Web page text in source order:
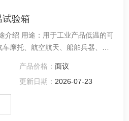
验箱
介绍 用途：用于工业产品低温的可
摩托、航空航天、船舶兵器、高
标。产品具有较宽的温度控制范
产品价格： 面议
更新日期： 2026-07-23